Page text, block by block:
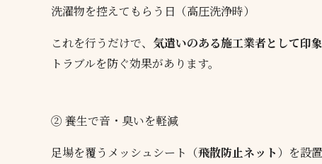
洗濯物を控えてもらう日（高圧洗浄時）
これを行うだけで、 気遣いのある施工業者として印
トラブルを防ぐ効果があります。
② 養生で音・臭いを軽減
足場を覆うメッシュシート（飛散防止ネット）を設